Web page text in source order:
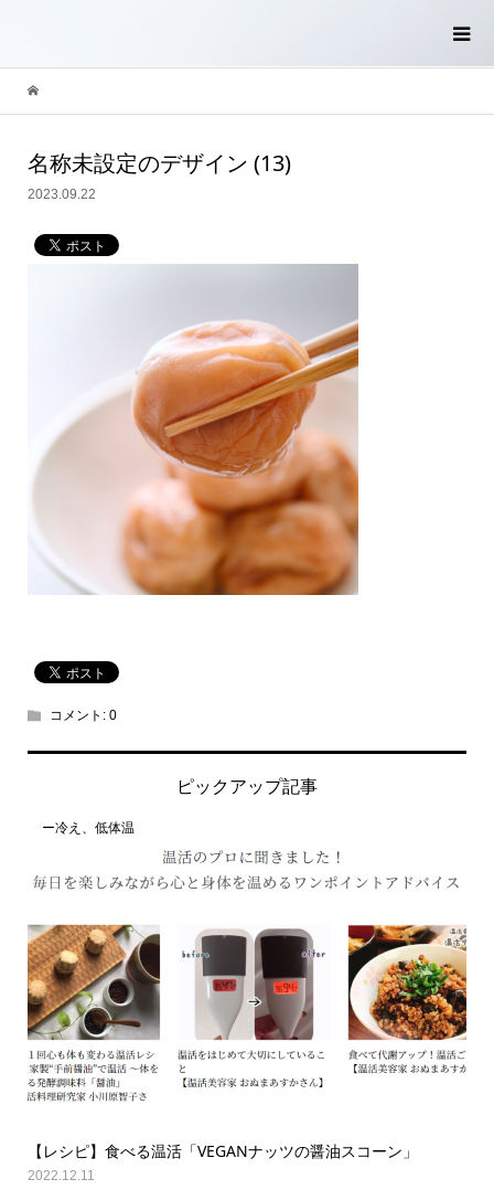
名称未設定のデザイン (13)
2023.09.22
コメント: 0
ピックアップ記事
ー冷え、低体温
【レシピ】食べる温活「VEGANナッツの醤油スコーン」
2022.12.11